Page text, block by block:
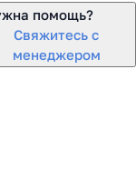
помощь?
Свяжитесь с
менеджером